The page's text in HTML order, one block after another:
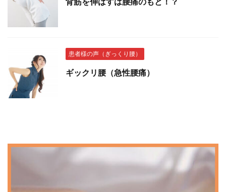
患者様の声（ぎっくり腰）
ギックリ腰（急性腰痛）